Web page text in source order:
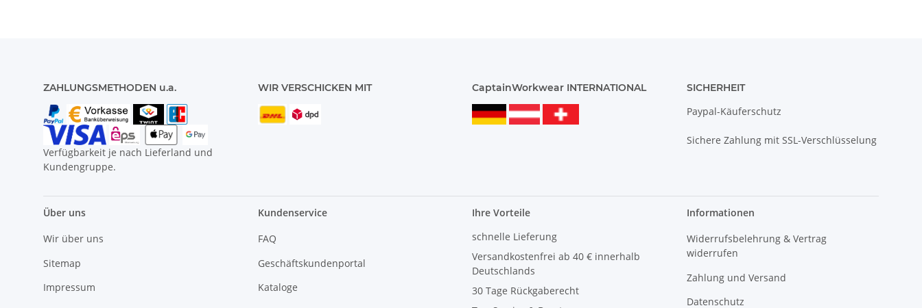
ZAHLUNGSMETHODEN u.a.
Verfügbarkeit je nach Lieferland und
Kundengruppe.
WIR VERSCHICKEN MIT CaptainWorkwear INTERNATIONAL SICHERHEIT
Paypal-Käuferschutz
Sichere Zahlung mit SSL-Verschlüsselung
Über uns
Wir über uns
Sitemap
Impressum
Kundenservice
FAQ
Geschäftskundenportal
Kataloge
Ihre Vorteile
schnelle Lieferung
Versandkostenfrei ab 40 € innerhalb
Deutschlands
30 Tage Rückgaberecht
Informationen
Widerrufsbelehrung & Vertrag
widerrufen
Zahlung und Versand
Datenschutz